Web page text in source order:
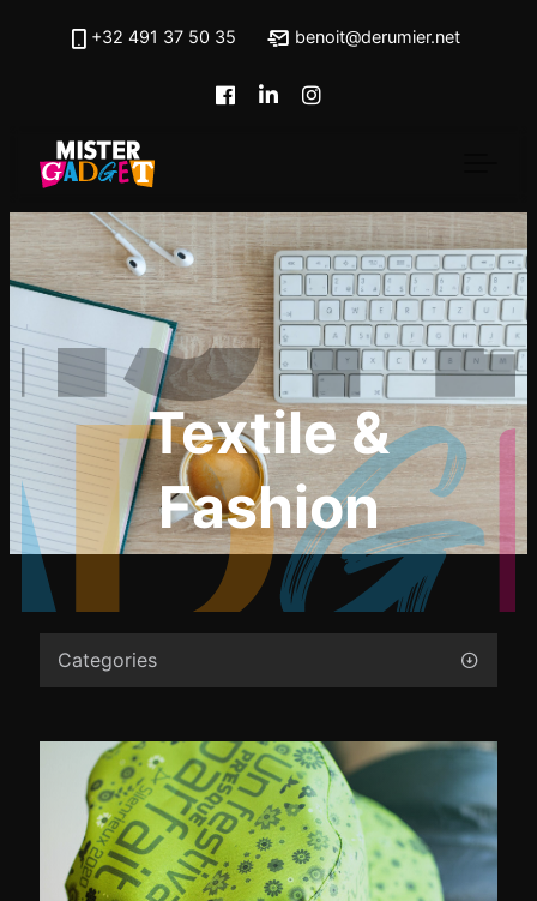
Skip to main content
+32 491 37 50 35 benoit@derumier.net
Textile &
Fashion
Categories